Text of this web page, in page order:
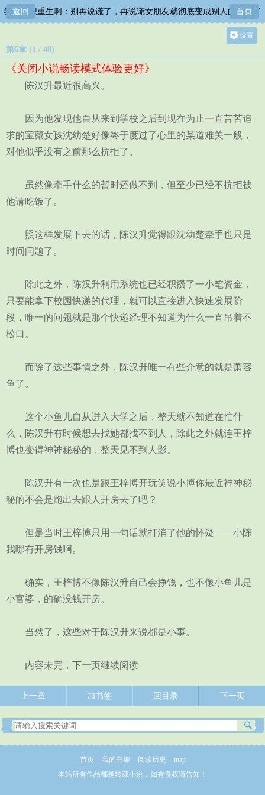
返回
我真没想重生啊：别再说谎了，再说谎女朋友就彻底变成别人的形状了
首页
设置
第6章 (1 / 48)
《关闭小说畅读模式体验更好》
陈汉升最近很高兴。
因为他发现他自从来到学校之后到现在为止一直苦苦追
求的宝藏女孩沈幼楚好像终于度过了心里的某道难关一般，
对他似乎没有之前那么抗拒了。
虽然像牵手什么的暂时还做不到，但至少已经不抗拒被
他请吃饭了。
照这样发展下去的话，陈汉升觉得跟沈幼楚牵手也只是
时间问题了。
除此之外，陈汉升利用系统也已经积攒了一小笔资金，
只要能拿下校园快递的代理，就可以直接进入快速发展阶
段，唯一的问题就是那个快递经理不知道为什么一直吊着不
松口。
而除了这些事情之外，陈汉升唯一有些介意的就是萧容
鱼了。
这个小鱼儿自从进入大学之后，整天就不知道在忙什
么，陈汉升有时候想去找她都找不到人，除此之外就连王梓
博也变得神神秘秘的，整天见不到人影。
陈汉升有一次也是跟王梓博开玩笑说小博你最近神神秘
秘的不会是跑出去跟人开房去了吧？
但是当时王梓博只用一句话就打消了他的怀疑——小陈
我哪有开房钱啊。
确实，王梓博不像陈汉升自己会挣钱，也不像小鱼儿是
小富婆，的确没钱开房。
当然了，这些对于陈汉升来说都是小事。
内容未完，下一页继续阅读
上一章 加书签 回目录 下一页
首页 我的书架 阅读历史
map
本站所有作品都是转载小说，如有侵权请告知！